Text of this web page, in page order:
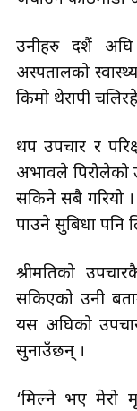
उनीहरु दशैं
अस्पतालको
किमो थेरापी
थप उपचार र
अभावले पिरोलेको
सकिने सबै गरियो
पाउने सुबिधा
श्रीमतिको
सकिएको उनी
यस अघिको
सुनाउँछन् ।
‘मिल्ने भए मेरो